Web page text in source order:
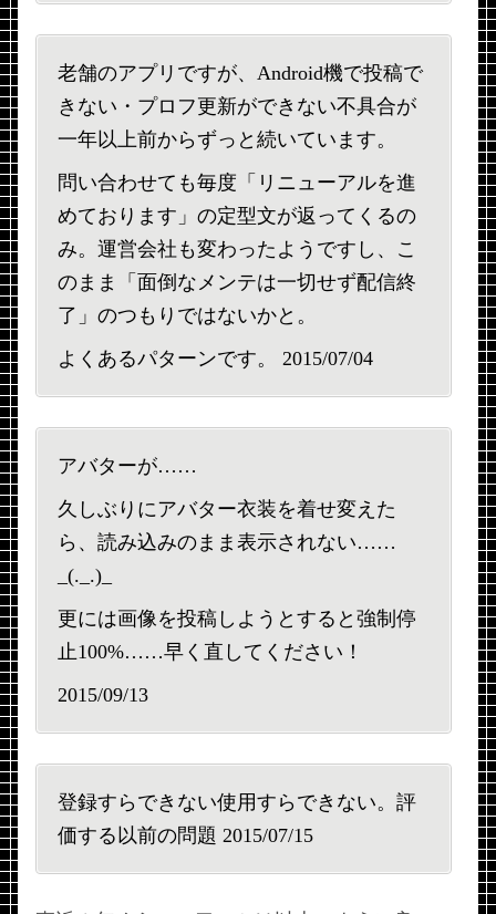
老舗のアプリですが、Android機で投稿で
きない・プロフ更新ができない不具合が
一年以上前からずっと続いています。
問い合わせても毎度「リニューアルを進
めております」の定型文が返ってくるの
み。運営会社も変わったようですし、こ
のまま「面倒なメンテは一切せず配信終
了」のつもりではないかと。
よくあるパターンです。 2015/07/04
アバターが……
久しぶりにアバター衣装を着せ変えた
ら、読み込みのまま表示されない……
_(._.)_
更には画像を投稿しようとすると強制停
止100%……早く直してください！
2015/09/13
登録すらできない使用すらできない。評
価する以前の問題 2015/07/15